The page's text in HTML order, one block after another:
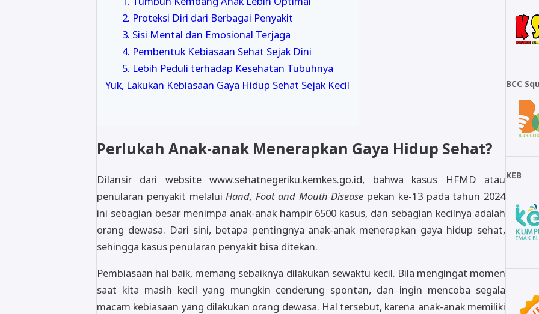
2. Proteksi Diri dari Berbagai Penyakit
3. Sisi Mental dan Emosional Terjaga
4. Pembentuk Kebiasaan Sehat Sejak Dini
5. Lebih Peduli terhadap Kesehatan Tubuhnya
Yuk, Lakukan Kebiasaan Gaya Hidup Sehat Sejak Kecil
Perlukah Anak-anak Menerapkan Gaya Hidup Sehat?
Dilansir dari website www.sehatnegeriku.kemkes.go.id, bahwa kasus HFMD atau
penularan penyakit melalui Hand, Foot and Mouth Disease pekan ke-13 pada tahun 2024
ini sebagian besar menimpa anak-anak hampir 6500 kasus, dan sebagian kecilnya adalah
orang dewasa. Dari sini, betapa pentingnya anak-anak menerapkan gaya hidup sehat,
sehingga kasus penularan penyakit bisa ditekan.
Pembiasaan hal baik, memang sebaiknya dilakukan sewaktu kecil. Bila mengingat momen
saat kita masih kecil yang mungkin cenderung spontan, dan ingin mencoba segala
macam kebiasaan yang dilakukan orang dewasa. Hal tersebut, karena anak-anak memiliki
BCC
KEB